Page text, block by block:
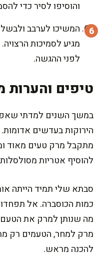
והוסיפו לסיר כדי
מגיע לסמיכות
לפני ההגשה.
טיפים
במשך השנים למדתי
הירוקות בעדשים
מתקבל מרק טעים מאוד
להוסיף אטריות
סבתא שלי תמיד הייתה
כמות הכוסברה. אל
מה שנותן למרק את
מרק למחר, הטעמים רק
להכנה מראש.